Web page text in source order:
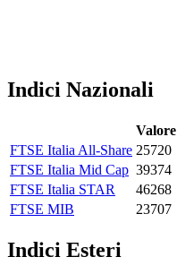
Indici Nazionali
Valore
FTSE Italia All-Share 25720
FTSE Italia Mid Cap 39374
FTSE Italia STAR
46268
FTSE MIB
23707
Indici Esteri